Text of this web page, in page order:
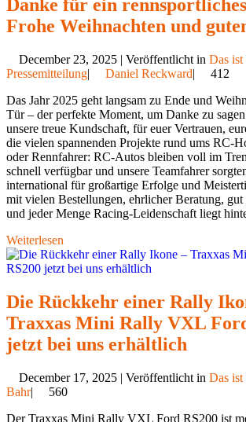
Danke für ein
Frohe Weihnachten und
December 23, 2025 | Veröffentlicht in Das
Pressemitteilung| Daniel Reckward|
412
Das Jahr 2025 geht langsam zu Ende und
Tür – der perfekte Moment, um Danke zu
unsere treue Kundschaft, für euer Vertrauen,
die vielen spannenden Projekte rund ums RC-
oder Rennfahrer: RC-Autos bleiben voll im
schnell verfügbar und unsere Teamfahrer
international für großartige Erfolge und
mit vielen Bestellungen, ehrlicher Beratung,
und jeder Menge Racing-Leidenschaft liegt
Weiterlesen
Die Rückkehr einer Rally
Traxxas Mini Rally VXL
jetzt bei uns erhältlich
December 17, 2025 | Veröffentlicht in Das
Bahr|
560
Der Traxxas Mini Rally VXL Ford RS200 ist